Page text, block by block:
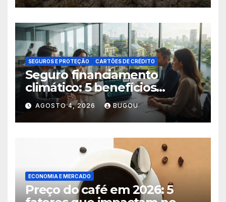
SEGUROS E PROTEÇÃO CARTÕES DE CRÉDITO
Seguro financiamento
climático: 5 benefícios
essenciais
AGOSTO 4, 2026 BUGOU
ECONOMIA E MERCADO
Preço do café em 2026: 5